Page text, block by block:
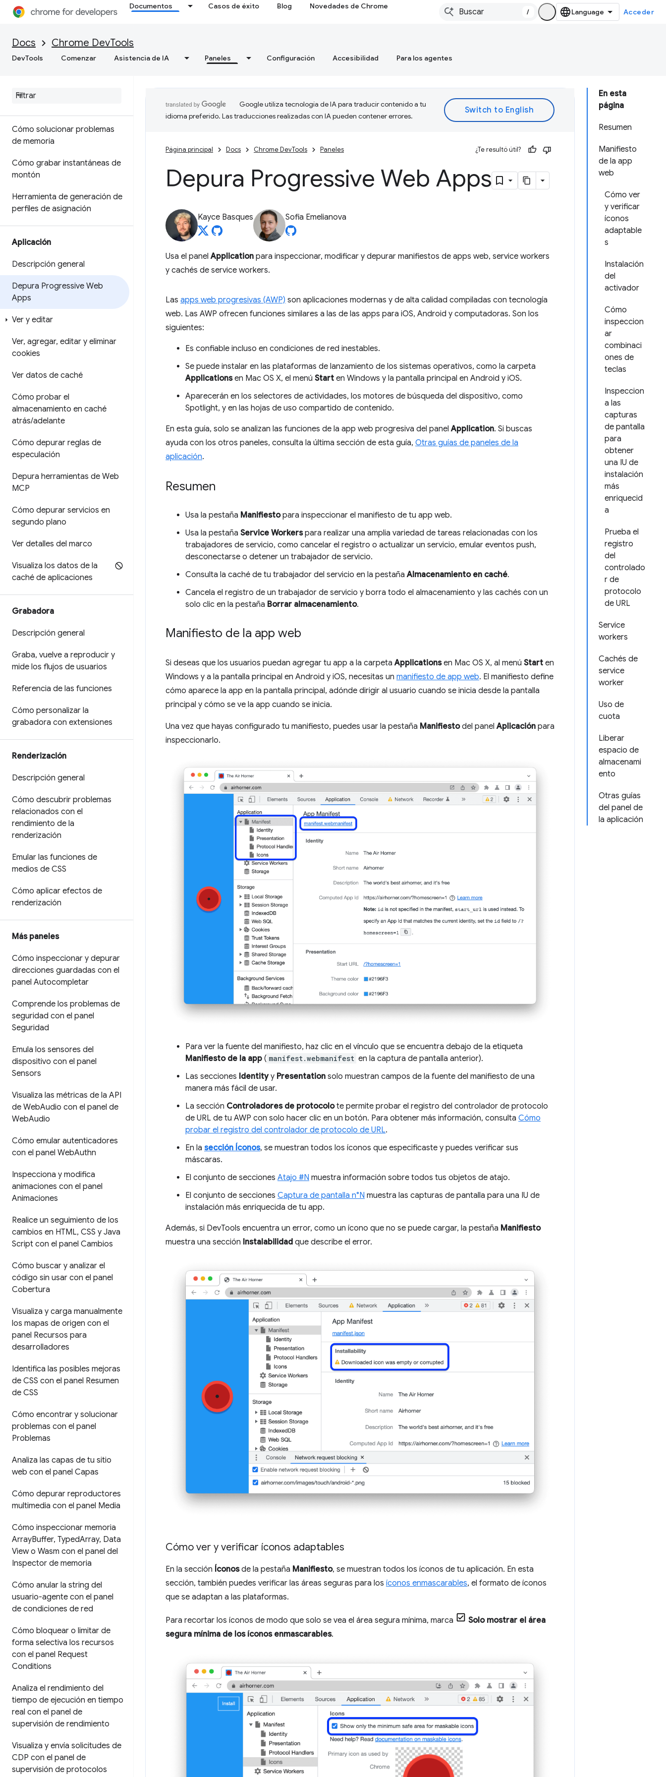
Documentos Casos de éxito Blog Novedades de Chrome
/ Acceder
Docs Chrome DevTools
DevTools Comenzar Asistencia de IA Paneles Configuración Accesibilidad Para los agentes
Optimiza la velocidad de la
Cómo solucionar problemas
de memoria
Cómo grabar instantáneas de
montón
Herramienta de generación de
perfiles de asignación
Aplicación
Descripción general
Depura Progressive Web
Apps
Ver y editar
Ver, agregar, editar y eliminar
cookies
Ver datos de caché
Cómo probar el
almacenamiento en caché
atrás/adelante
Cómo depurar reglas de
especulación
Depura herramientas de Web
MCP
Cómo depurar servicios en
segundo plano
Ver detalles del marco
Visualiza los datos de la
caché de aplicaciones
Grabadora
Descripción general
Graba, vuelve a reproducir y
mide los flujos de usuarios
Referencia de las funciones
Cómo personalizar la
grabadora con extensiones
Renderización
Descripción general
Cómo descubrir problemas
relacionados con el
rendimiento de la
renderización
Emular las funciones de
medios de CSS
Cómo aplicar efectos de
renderización
Más paneles
Cómo inspeccionar y depurar
direcciones guardadas con el
panel Autocompletar
Comprende los problemas de
seguridad con el panel
Seguridad
Emula los sensores del
dispositivo con el panel
Sensors
Visualiza las métricas de la API
de WebAudio con el panel de
WebAudio
Cómo emular autenticadores
con el panel WebAuthn
Inspecciona y modifica
animaciones con el panel
Animaciones
Realice un seguimiento de los
cambios en HTML, CSS y Java
Script con el panel Cambios
Cómo buscar y analizar el
código sin usar con el panel
Cobertura
Visualiza y carga manualmente
los mapas de origen con el
panel Recursos para
desarrolladores
Identifica las posibles mejoras
de CSS con el panel Resumen
de CSS
Cómo encontrar y solucionar
problemas con el panel
Problemas
Analiza las capas de tu sitio
web con el panel Capas
Cómo depurar reproductores
multimedia con el panel Media
Cómo inspeccionar memoria
ArrayBuffer, TypedArray, Data
View o Wasm con el panel del
Inspector de memoria
Cómo anular la string del
usuario-agente con el panel
de condiciones de red
Cómo bloquear o limitar de
forma selectiva los recursos
con el panel Request
Conditions
Analiza el rendimiento del
tiempo de ejecución en tiempo
real con el panel de
supervisión de rendimiento
Visualiza y envía solicitudes de
CDP con el panel de
supervisión de protocolos
En esta
página
Resumen
Manifiesto
de la app
web
Cómo ver
y verificar
íconos
adaptable
s
Instalación
del
activador
Cómo
inspeccion
ar
combinaci
ones de
teclas
Inspeccion
a las
capturas
de pantalla
para
obtener
una IU de
instalación
más
enriquecid
a
Prueba el
registro
del
controlado
r de
protocolo
de URL
Service
workers
Cachés de
service
worker
Uso de
cuota
Liberar
espacio de
almacenami
ento
Otras guías
del panel de
la aplicación
Google utiliza tecnología de IA para traducir contenido a tu
idioma preferido. Las traducciones realizadas con IA pueden contener errores.
Página principal Docs Chrome DevTools Paneles ¿Te resultó útil?
Depura Progressive Web Apps
Kayce Basques Sofia Emelianova
Usa el panelApplication para inspeccionar, modificar y depurar manifiestos de apps web, service workers
y cachés de service workers.
Las apps web progresivas (AWP) son aplicaciones modernas y de alta calidad compiladas con tecnología
web. Las AWP ofrecen funciones similares a las de las apps para iOS, Android y computadoras. Son los
siguientes:
Es confiable incluso en condiciones de red inestables.
Se puede instalar en las plataformas de lanzamiento de los sistemas operativos, como la carpeta
Applicationsen Mac OS X, el menú Start en Windows y la pantalla principal en Android y iOS.
Aparecerán en los selectores de actividades, los motores de búsqueda del dispositivo, como
Spotlight, y en las hojas de uso compartido de contenido.
En esta guía, solo se analizan las funciones de la app web progresiva del panelApplication. Si buscas
ayuda con los otros paneles, consulta la última sección de esta guía, Otras guías de paneles de la
aplicación.
Resumen
Usa la pestaña Manifiestopara inspeccionar el manifiesto de tu app web.
Usa la pestaña Service Workerspara realizar una amplia variedad de tareas relacionadas con los
trabajadores de servicio, como cancelar el registro o actualizar un servicio, emular eventos push,
desconectarse o detener un trabajador de servicio.
Consulta la caché de tu trabajador del servicio en la pestañaAlmacenamiento en caché.
Cancela el registro de un trabajador de servicio y borra todo el almacenamiento y las cachés con un
solo clic en la pestaña Borrar almacenamiento.
Manifiesto de la app web
Si deseas que los usuarios puedan agregar tu app a la carpetaApplicationsen Mac OS X, al menú Start en
Windows y a la pantalla principal en Android y iOS, necesitas un manifiesto de app web. El manifiesto define
cómo aparece la app en la pantalla principal, adónde dirigir al usuario cuando se inicia desde la pantalla
principal y cómo se ve la app cuando se inicia.
Una vez que hayas configurado tu manifiesto, puedes usar la pestaña Manifiestodel panelAplicación para
inspeccionarlo.
Para ver la fuente del manifiesto, haz clic en el vínculo que se encuentra debajo de la etiqueta
Manifiesto de la app ( manifest.webmanifest en la captura de pantalla anterior).
Las secciones Identityy Presentation solo muestran campos de la fuente del manifiesto de una
manera más fácil de usar.
La sección Controladores de protocolote permite probar el registro del controlador de protocolo
de URL de tu AWP con solo hacer clic en un botón. Para obtener más información, consulta Cómo
probar el registro del controlador de protocolo de URL.
En la sección Íconos, se muestran todos los íconos que especificaste y puedes verificar sus
máscaras.
El conjunto de secciones Atajo #N muestra información sobre todos tus objetos de atajo.
El conjunto de secciones Captura de pantalla n°N muestra las capturas de pantalla para una IU de
instalación más enriquecida de tu app.
Además, si DevTools encuentra un error, como un ícono que no se puede cargar, la pestaña Manifiesto
muestra una sección Instalabilidad que describe el error.
Cómo ver y verificar íconos adaptables
En la sección Íconosde la pestaña Manifiesto, se muestran todos los íconos de tu aplicación. En esta
sección, también puedes verificar las áreas seguras para los íconos enmascarables, el formato de íconos
que se adaptan a las plataformas.
Para recortar los íconos de modo que solo se vea el área segura mínima, marca
Solo mostrar el área
segura mínima de los íconos enmascarables.